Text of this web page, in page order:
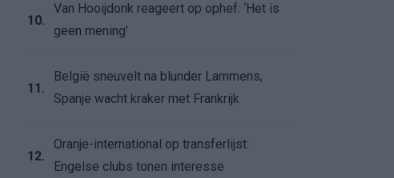
10.
Van Hooijdonk reageert op ophef: ‘Het is
geen mening’
11.
België sneuvelt na blunder Lammens,
Spanje wacht kraker met Frankrijk
12.
Oranje-international op transferlijst:
Engelse clubs tonen interesse